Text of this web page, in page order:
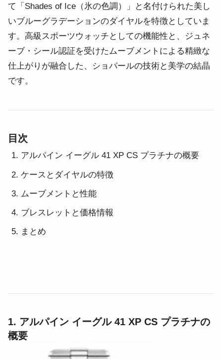
て「Shades of Ice（氷の色調）」と名付けられた美し
いブルーグラデーションのダイヤルを特徴としていま
す。高級スポーツウォッチとしての機能性と、ジュネ
ーブ・シール認証を受けたムーブメントによる精緻な
仕上がりが融合した、ショパールの技術と美学の結晶
です。
目次
アルパイン イーグル 41 XP CS プラチナの概要
ケースとダイヤルの特徴
ムーブメントと性能
ブレスレットと価格情報
まとめ
1. アルパイン イーグル 41 XP CS プラチナの
概要